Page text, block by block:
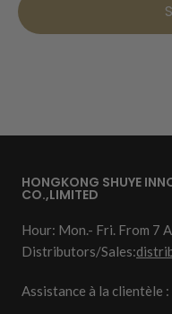
HONGKONG SHUYE
CO.,LIMITED
Hour: Mon.- Fri. From 7
Distributors/Sales:
Assistance à la clientèle